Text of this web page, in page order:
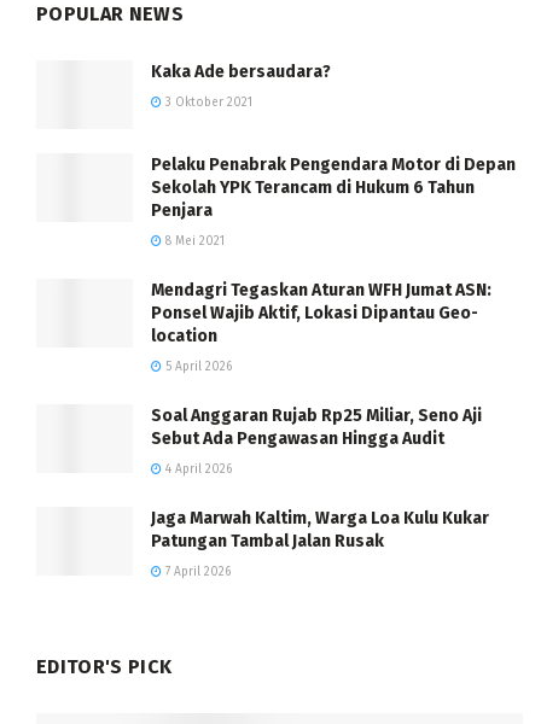
POPULAR NEWS
Kaka Ade bersaudara?
3 Oktober 2021
Pelaku Penabrak Pengendara Motor di Depan
Sekolah YPK Terancam di Hukum 6 Tahun
Penjara
8 Mei 2021
Mendagri Tegaskan Aturan WFH Jumat ASN:
Ponsel Wajib Aktif, Lokasi Dipantau Geo-
location
5 April 2026
Soal Anggaran Rujab Rp25 Miliar, Seno Aji
Sebut Ada Pengawasan Hingga Audit
4 April 2026
Jaga Marwah Kaltim, Warga Loa Kulu Kukar
Patungan Tambal Jalan Rusak
7 April 2026
EDITOR'S PICK